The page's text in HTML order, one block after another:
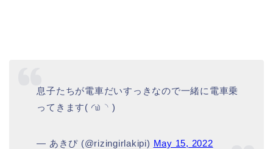
息子たちが電車だいすっきなので一緒に電車乗
ってきます( ◜௰◝ )
— あきぴ (@rizingirlakipi) May 15, 2022